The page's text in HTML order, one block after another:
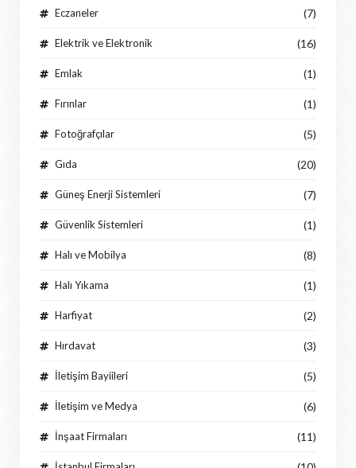
Eczaneler (7)
Elektrik ve Elektronik (16)
Emlak (1)
Fırınlar (1)
Fotoğrafçılar (5)
Gıda (20)
Güneş Enerji Sistemleri (7)
Güvenlik Sistemleri (1)
Halı ve Mobilya (8)
Halı Yıkama (1)
Harfiyat (2)
Hırdavat (3)
İletişim Bayiileri (5)
İletişim ve Medya (6)
İnşaat Firmaları (11)